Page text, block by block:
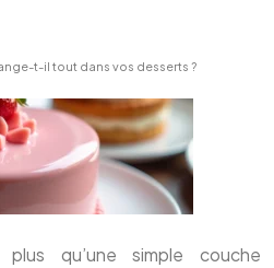
t-il tout dans vos desserts ?
qu’une simple couche